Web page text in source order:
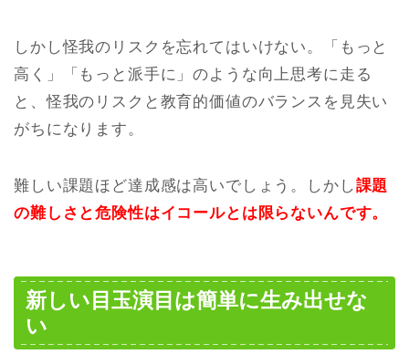
しかし怪我のリスクを忘れてはいけない。「もっと
高く」「もっと派手に」のような向上思考に走る
と、怪我のリスクと教育的価値のバランスを見失い
がちになります。
難しい課題ほど達成感は高いでしょう。しかし課題
の難しさと危険性はイコールとは限らないんです。
新しい目玉演目は簡単に生み出せな
い